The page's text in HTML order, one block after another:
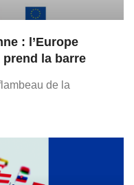
: l’Europe
la barre
de la